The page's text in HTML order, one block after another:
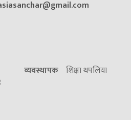
व्यवस्थापक शिक्षा थपलिया